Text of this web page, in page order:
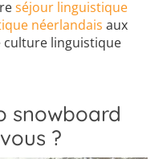
séjour linguistique
néerlandais aux
linguistique
snowboard
?